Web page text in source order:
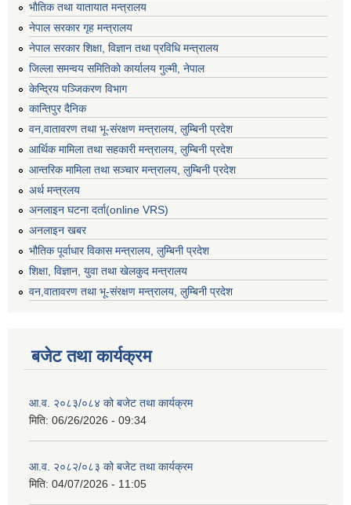
भाैतिक तथा यातायात मन्त्रालय
नेपाल सरकार गृह मन्त्रालय
नेपाल सरकार शिक्षा, विज्ञान तथा प्रविधि मन्त्रालय
जिल्ला समन्वय समितिको कार्यालय गुल्मी, नेपाल
केन्द्रिय पञ्जिकरण विभाग
कान्तिपुर दैनिक
वन,वातावरण तथा भू-संरक्षण मन्त्रालय, लुम्बिनी प्रदेश
आर्थिक मामिला तथा सहकारी मन्त्रालय, लुम्बिनी प्रदेश
आन्तरिक मामिला तथा सञ्चार मन्त्रालय, लुम्बिनी प्रदेश
अर्थ मन्त्रलय
अनलाइन घटना दर्ता(online VRS)
अनलाइन खबर
भौतिक पूर्वाधार विकास मन्त्रालय, लुम्बिनी प्रदेश
शिक्षा, विज्ञान, युवा तथा खेलकुद मन्‍‍त्रालय
वन,वातावरण तथा भू-संरक्षण मन्त्रालय, लुम्बिनी प्रदेश
बजेट तथा कार्यक्रम
आ.व. २०८३/०८४ को बजेट तथा कार्यक्रम
मिति: 06/26/2026 - 09:34
आ.व. २०८२/०८३ को बजेट तथा कार्यक्रम
मिति: 04/07/2026 - 11:05